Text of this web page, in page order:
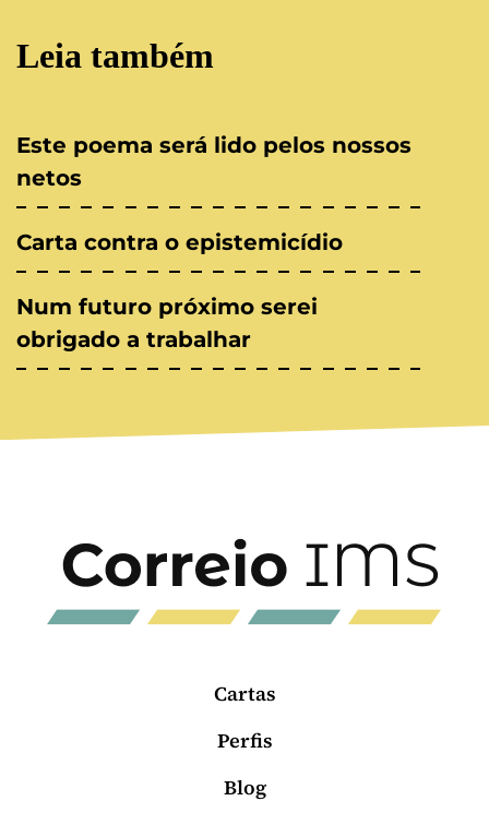
Leia também
Este poema será lido pelos nossos
netos
Carta contra o epistemicídio
Num futuro próximo serei
obrigado a trabalhar
Cartas
Perfis
Blog